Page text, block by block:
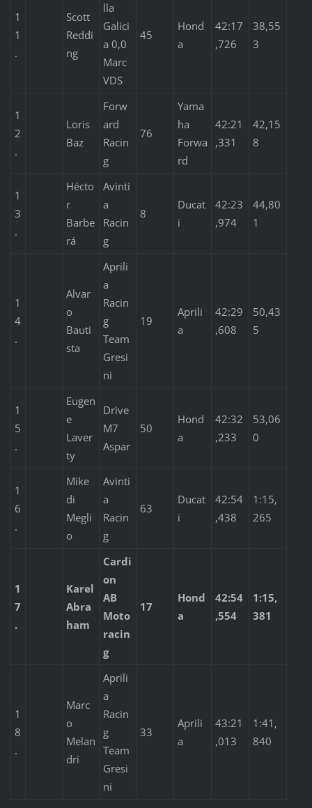
1
1
.
Scott
Reddi
ng
lla
Galici
a 0,0
Marc
VDS
45
Hond
a
42:17
,726
38,55
3
1
2
.
Loris
Baz
Forw
ard
Racin
g
76
Yama
ha
Forwa
rd
42:21
,331
42,15
8
1
3
.
Hécto
r
Barbe
rá
Avinti
a
Racin
g
8
Ducat
i
42:23
,974
44,80
1
1
4
.
Alvar
o
Bauti
sta
Aprili
a
Racin
g
Team
Gresi
ni
19
Aprili
a
42:29
,608
50,43
5
1
5
.
Eugen
e
Laver
ty
Drive
M7
Aspar
50
Hond
a
42:32
,233
53,06
0
1
6
.
Mike
di
Megli
o
Avinti
a
Racin
g
63
Ducat
i
42:54
,438
1:15,
265
1
7
.
Karel
Abra
ham
Cardi
on
AB
Moto
racin
g
17
Hond
a
42:54
,554
1:15,
381
1
8
.
Marc
o
Melan
dri
Aprili
a
Racin
g
Team
Gresi
ni
33
Aprili
a
43:21
,013
1:41,
840